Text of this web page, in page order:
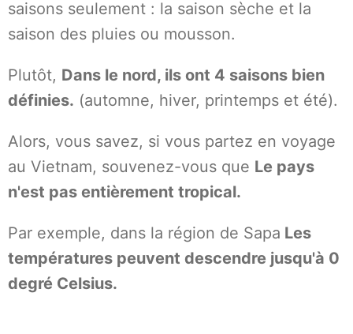
saisons seulement : la saison sèche et la
saison des pluies ou mousson.
Plutôt, Dans le nord, ils ont 4 saisons bien
définies. (automne, hiver, printemps et été).
Alors, vous savez, si vous partez en voyage
au Vietnam, souvenez-vous que Le pays
n'est pas entièrement tropical.
Par exemple, dans la région de Sapa Les
températures peuvent descendre jusqu'à 0
degré Celsius.